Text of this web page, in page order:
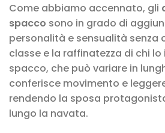
Come abbiamo accennato, gli
spacco sono in grado di
personalità e sensualità senza
classe e la raffinatezza di chi lo
spacco, che può variare in
conferisce movimento e
rendendo la sposa
lungo la navata.